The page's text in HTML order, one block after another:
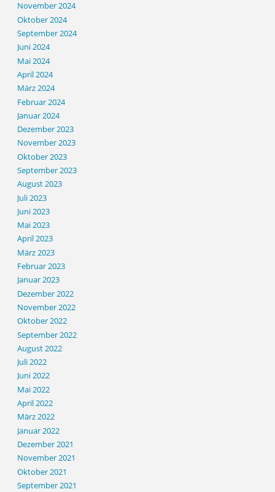
November 2024
Oktober 2024
September 2024
Juni 2024
Mai 2024
April 2024
März 2024
Februar 2024
Januar 2024
Dezember 2023
November 2023
Oktober 2023
September 2023
August 2023
Juli 2023
Juni 2023
Mai 2023
April 2023
März 2023
Februar 2023
Januar 2023
Dezember 2022
November 2022
Oktober 2022
September 2022
August 2022
Juli 2022
Juni 2022
Mai 2022
April 2022
März 2022
Januar 2022
Dezember 2021
November 2021
Oktober 2021
September 2021